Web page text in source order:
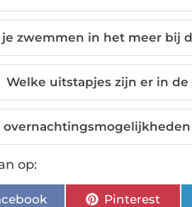
je zwemmen in het meer bij
Welke uitstapjes zijn er in
op:
Pinterest